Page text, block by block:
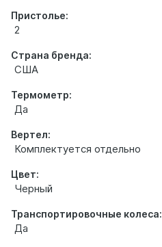
Пристолье:
2
Страна бренда:
США
Термометр:
Да
Вертел:
Комплектуется отдельно
Цвет:
Черный
Транспортировочные колеса:
Да